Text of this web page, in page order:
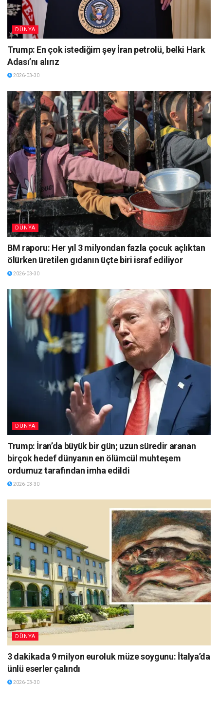
DÜNYA
Trump: En çok istediğim şey İran petrolü, belki Hark
Adası’nı alırız
2026-03-30
DÜNYA
BM raporu: Her yıl 3 milyondan fazla çocuk açlıktan
ölürken üretilen gıdanın üçte biri israf ediliyor
2026-03-30
DÜNYA
Trump: İran’da büyük bir gün; uzun süredir aranan
birçok hedef dünyanın en ölümcül muhteşem
ordumuz tarafından imha edildi
2026-03-30
DÜNYA
3 dakikada 9 milyon euroluk müze soygunu: İtalya’da
ünlü eserler çalındı
2026-03-30